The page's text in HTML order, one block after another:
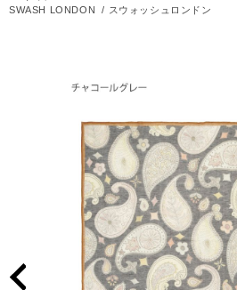
SWASH LONDON / スウォッシュロンドン